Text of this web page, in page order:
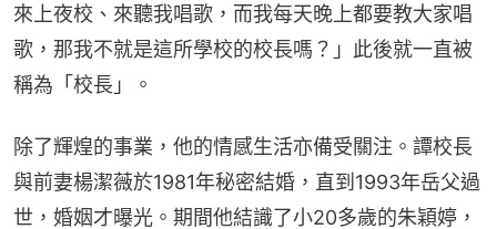
來上夜校、來聽我唱歌，而我每天晚上都要教大家唱
歌，那我不就是這所學校的校長嗎？」此後就一直被
稱為「校長」。
除了輝煌的事業，他的情感生活亦備受關注。譚校長
與前妻楊潔薇於1981年秘密結婚，直到1993年岳父過
世，婚姻才曝光。期間他結識了小20多歲的朱穎婷，